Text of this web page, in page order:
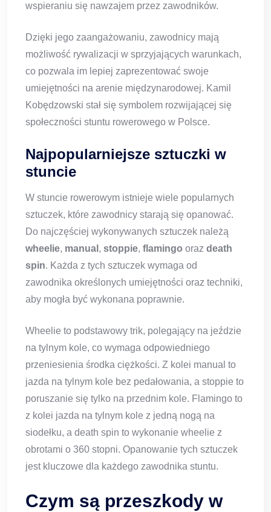
wspieraniu się nawzajem przez zawodników.
Dzięki jego zaangażowaniu, zawodnicy mają
możliwość rywalizacji w sprzyjających warunkach,
co pozwala im lepiej zaprezentować swoje
umiejętności na arenie międzynarodowej. Kamil
Kobędzowski stał się symbolem rozwijającej się
społeczności stuntu rowerowego w Polsce.
Najpopularniejsze sztuczki w
stuncie
W stuncie rowerowym istnieje wiele popularnych
sztuczek, które zawodnicy starają się opanować.
Do najczęściej wykonywanych sztuczek należą
wheelie, manual , stoppie, flamingo oraz death
spin. Każda z tych sztuczek wymaga od
zawodnika określonych umiejętności oraz techniki,
aby mogła być wykonana poprawnie.
Wheelie to podstawowy trik, polegający na jeździe
na tylnym kole, co wymaga odpowiedniego
przeniesienia środka ciężkości. Z kolei manual to
jazda na tylnym kole bez pedałowania, a stoppie to
poruszanie się tylko na przednim kole. Flamingo to
z kolei jazda na tylnym kole z jedną nogą na
siodełku, a death spin to wykonanie wheelie z
obrotami o 360 stopni. Opanowanie tych sztuczek
jest kluczowe dla każdego zawodnika stuntu.
Czym są przeszkody w